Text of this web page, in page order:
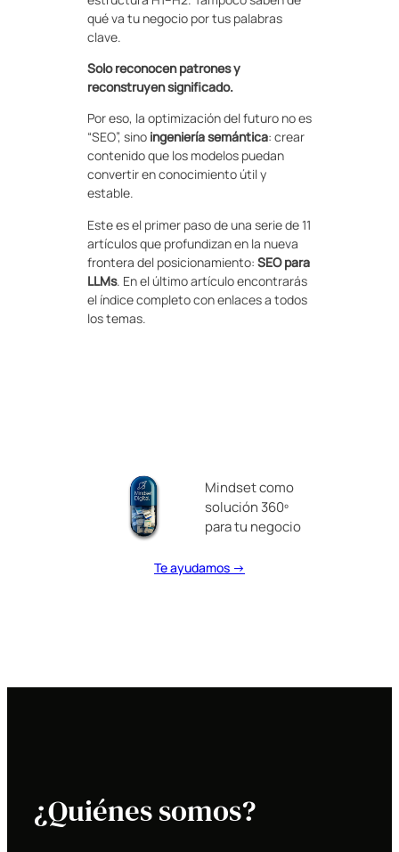
qué va tu negocio por tus palabras
clave.
Solo reconocen patrones y
reconstruyen significado.
Por eso, la optimización del futuro no es
“SEO”, sino ingeniería semántica: crear
contenido que los modelos puedan
convertir en conocimiento útil y
estable.
Este es el primer paso de una serie de 11
artículos que profundizan en la nueva
frontera del posicionamiento: SEO para
LLMs. En el último artículo encontrarás
el índice completo con enlaces a todos
los temas.
Mindset como
solución 360º
para tu negocio
Te ayudamos →
¿Quiénes somos?